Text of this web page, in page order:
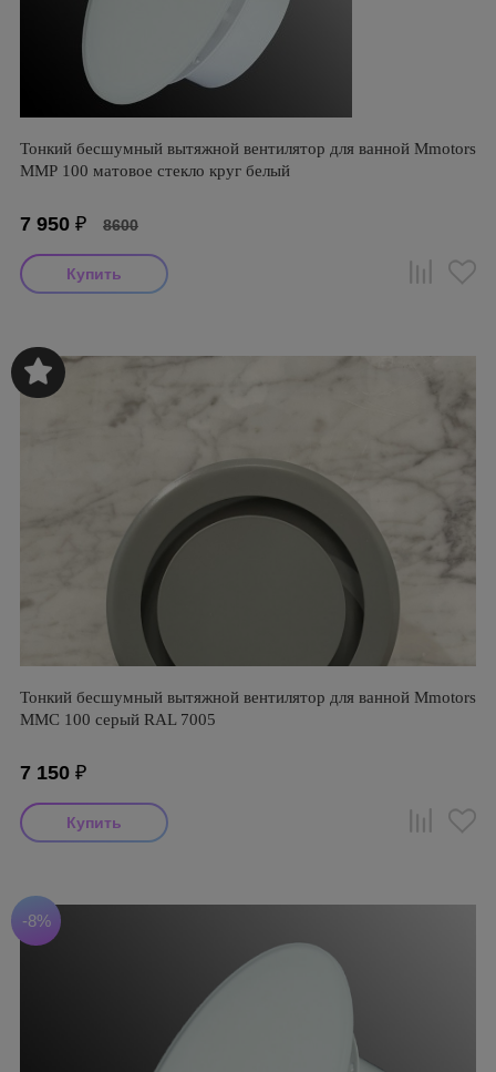
Тонкий бесшумный вытяжной вентилятор для ванной Mmotors
ММР 100 матовое стекло круг белый
7 950 ₽ 8600
Тонкий бесшумный вытяжной вентилятор для ванной Mmotors
ММC 100 серый RAL 7005
7 150 ₽
-8%